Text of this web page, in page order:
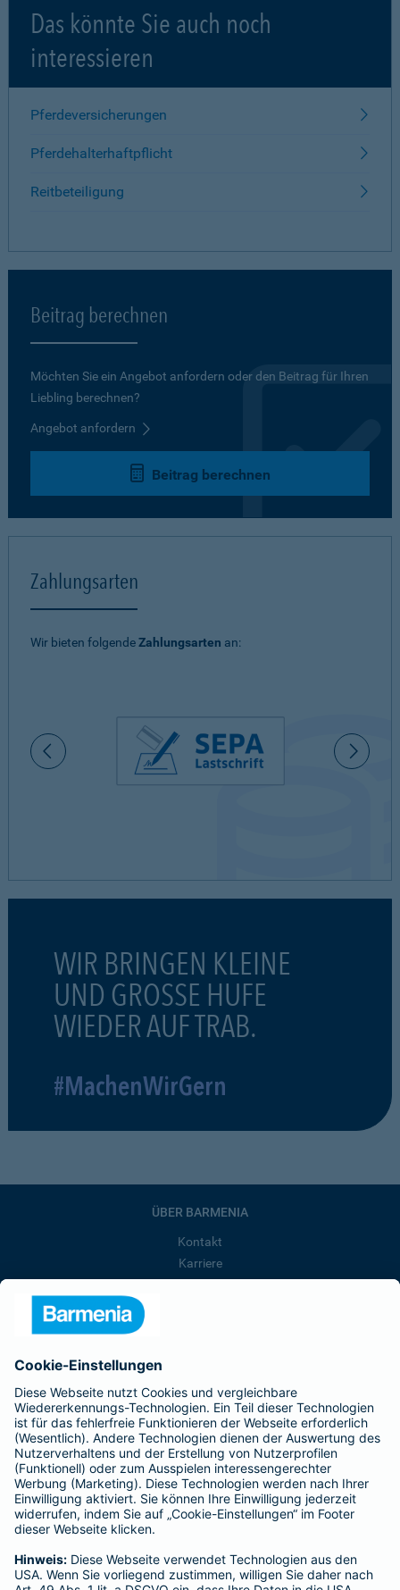
Das könnte Sie auch noch
interessieren
Pferdeversicherungen
Pferdehalterhaftpflicht
Reitbeteiligung
Beitrag berechnen
Möchten Sie ein Angebot anfordern oder den Beitrag für Ihren
Liebling berechnen?
Angebot anfordern
Beitrag berechnen
Zahlungsarten
Wir bieten folgendeZahlungsarten an:
WIR BRINGEN KLEINE
UND GROSSE HUFE
WIEDER AUF TRAB.
#MachenWirGern
ÜBER BARMENIA
Kontakt
Karriere
Barmenia ist Teil der BarmeniaGothaer
BELIEBTE SEITEN
Kranken-Zusatzversicherung
Tierversicherungen
Haftpflichtversicherung
Hausratversicherung
Adresse ändern